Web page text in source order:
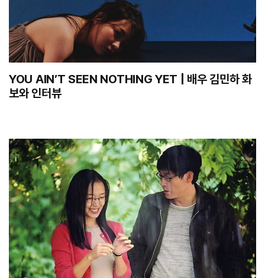
YOU AIN’T SEEN NOTHING YET | 배우 김민하 화
보와 인터뷰